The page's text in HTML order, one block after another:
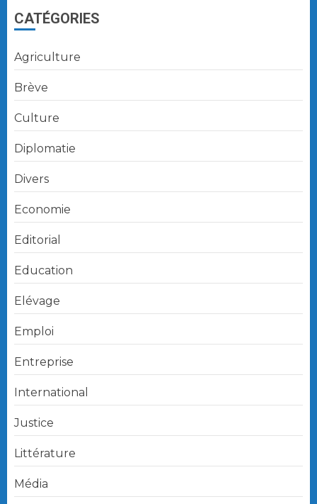
CATÉGORIES
Agriculture
Brève
Culture
Diplomatie
Divers
Economie
Editorial
Education
Elévage
Emploi
Entreprise
International
Justice
Littérature
Média